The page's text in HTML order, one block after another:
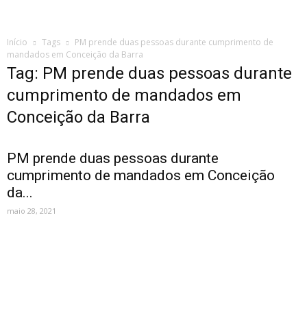
Início Tags
PM prende duas pessoas durante cumprimento de
mandados em Conceição da Barra
Tag: PM prende duas pessoas durante
cumprimento de mandados em
Conceição da Barra
PM prende duas pessoas durante
cumprimento de mandados em Conceição
da...
maio 28, 2021